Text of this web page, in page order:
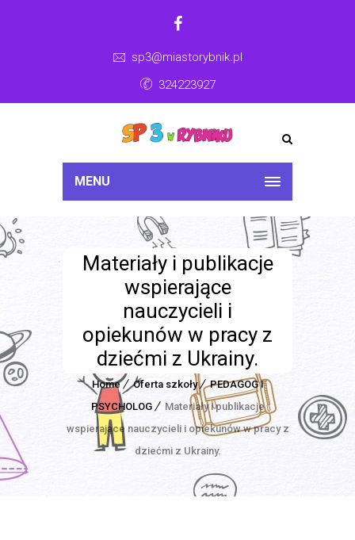
sp3@miastorybnik.pl
324223927
MENU
Materiały i publikacje
wspierające
nauczycieli i
opiekunów w pracy z
dziećmi z Ukrainy.
Home Oferta szkoły
PEDAGOG I
PSYCHOLOG
Materiały i publikacje
wspierające nauczycieli i opiekunów w pracy z
dziećmi z Ukrainy.